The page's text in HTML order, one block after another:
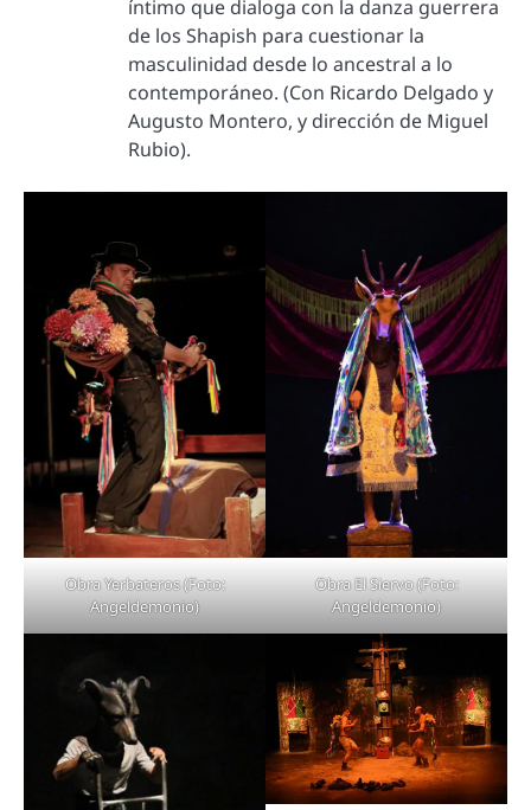
íntimo que dialoga con la danza guerrera
de los Shapish para cuestionar la
masculinidad desde lo ancestral a lo
contemporáneo. (Con Ricardo Delgado y
Augusto Montero, y dirección de Miguel
Rubio).
Obra Yerbateros (Foto:
Angeldemonio)
Obra El Siervo (Foto:
Angeldemonio)